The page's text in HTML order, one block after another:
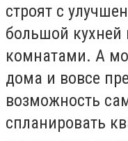
строят с
большой
комнатами. А
дома и вовсе
возможность
спланировать